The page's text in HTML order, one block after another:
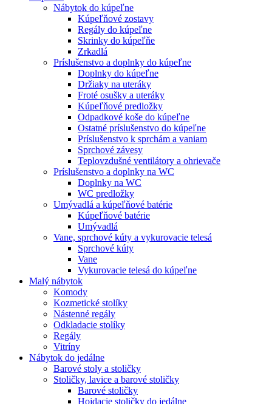
Nábytok do kúpeľne
Kúpeľňové zostavy
Regály do kúpeľne
Skrinky do kúpeľňe
Zrkadlá
Príslušenstvo a doplnky do kúpeľne
Doplnky do kúpeľne
Držiaky na uteráky
Froté osušky a uteráky
Kúpeľňové predložky
Odpadkové koše do kúpeľne
Ostatné príslušenstvo do kúpeľne
Príslušenstvo k sprchám a vaniam
Sprchové závesy
Teplovzdušné ventilátory a ohrievače
Príslušenstvo a doplnky na WC
Doplnky na WC
WC predložky
Umývadlá a kúpeľňové batérie
Kúpeľňové batérie
Umývadlá
Vane, sprchové kúty a vykurovacie telesá
Sprchové kúty
Vane
Vykurovacie telesá do kúpeľne
Malý nábytok
Komody
Kozmetické stolíky
Nástenné regály
Odkladacie stolíky
Regály
Vitríny
Nábytok do jedálne
Barové stoly a stoličky
Stoličky, lavice a barové stoličky
Barové stoličky
Hojdacie stoličky do jedálne